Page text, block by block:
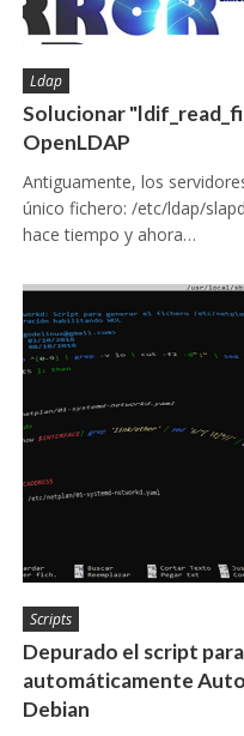
Ldap
Solucionar
OpenLDAP
Antiguamente, los
único fichero: /etc/ldap/
hace tiempo y ahora…
Scripts
Depurado el script
automáticamente
Debian